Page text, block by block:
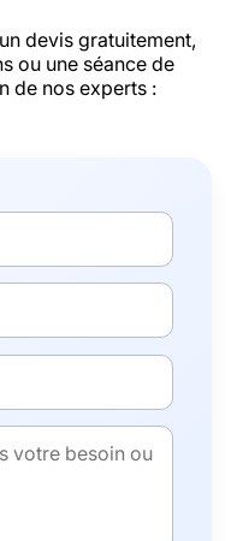
devis gratuitement,
ou une séance de
de nos experts :